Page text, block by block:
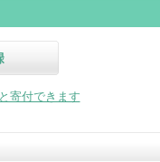
寄付できます